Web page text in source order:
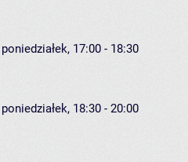
17:00 - 18:30
18:30 - 20:00